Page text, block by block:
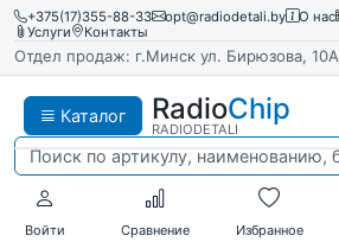
+375(17)355-88-33 opt@radiodetali.by О нас
Услуги
Контакты
Отдел продаж: г.Минск ул. Бирюзова, 10А
Каталог RadioChip
RADIODETALI
Войти Сравнение Избранное